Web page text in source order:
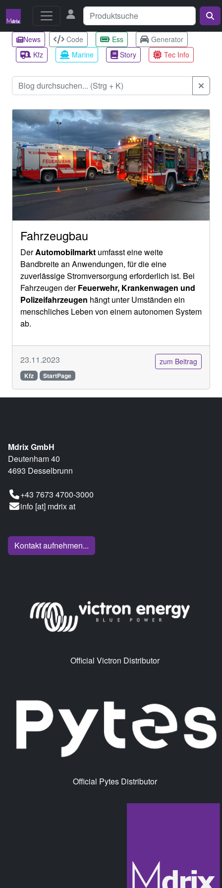
News Code Ess
Generator
Kfz
Marine Story Tec Info
Fahrzeugbau
DerAutomobilmarkt umfasst eine weite
Bandbreite an Anwendungen, für die eine
zuverlässige Stromversorgung erforderlich ist. Bei
Fahrzeugen derFeuerwehr, Krankenwagen und
Polizeifahrzeugen hängt unter Umständen ein
menschliches Leben von einem autonomen System
ab.
23.11.2023 zum Beitrag
Kfz StartPage
Mdrix GmbH
Deutenham 40
4693 Desselbrunn
+43 7673 4700-3000
info [at] mdrix at
Kontakt aufnehmen...
Official Victron Distributor
Official Pytes Distributor